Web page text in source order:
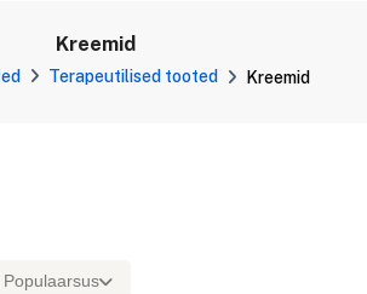
Kreemid
Terapeutilised tooted Kreemid
Populaarsus